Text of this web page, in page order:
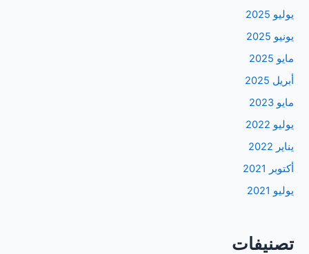
يوليو 2025
يونيو 2025
مايو 2025
أبريل 2025
مايو 2023
يوليو 2022
يناير 2022
أكتوبر 2021
يوليو 2021
تصنيفات